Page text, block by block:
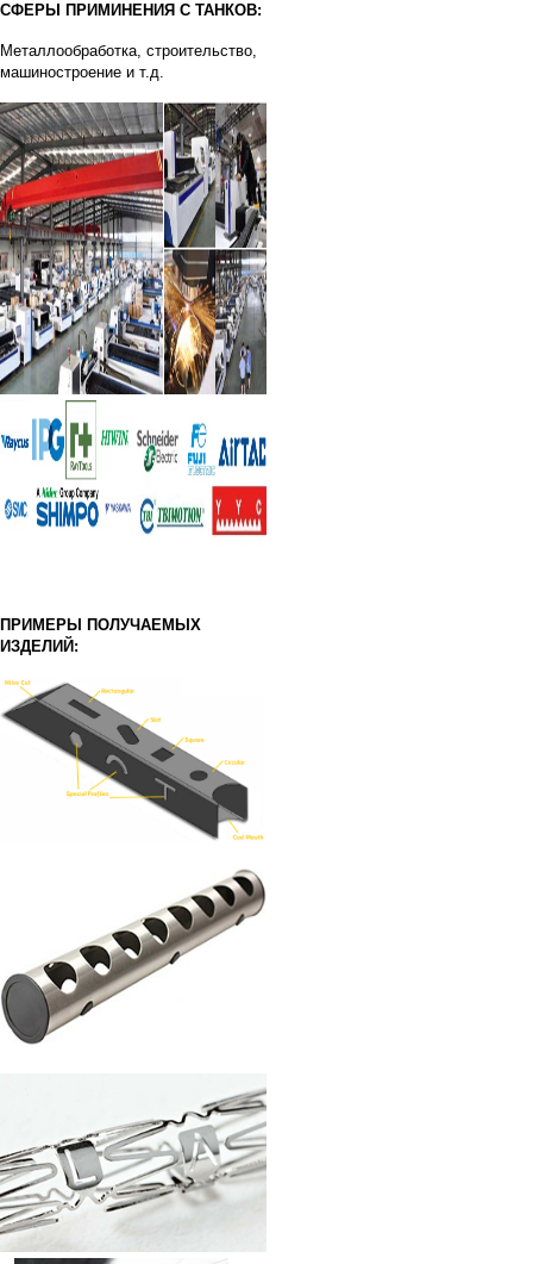
СФЕРЫ ПРИМИНЕНИЯ С ТАНКОВ:
Металлообработка, строительство,
машиностроение и т.д.
ПРИМЕРЫ ПОЛУЧАЕМЫХ
ИЗДЕЛИЙ: